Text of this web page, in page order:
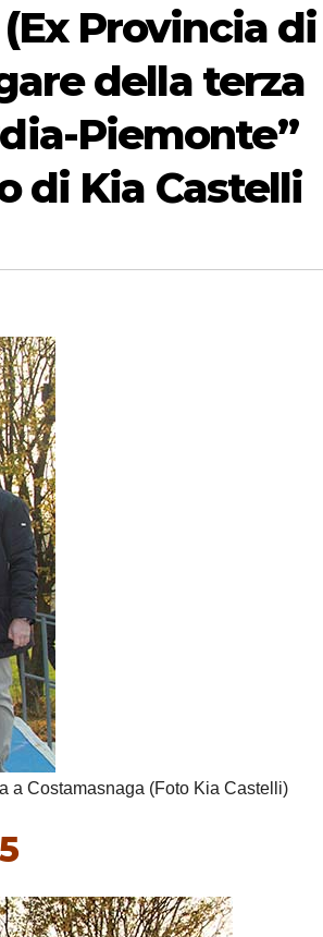
(Ex Provincia di
della terza
Piemonte”
di Kia Castelli
a Costamasnaga (Foto Kia Castelli)